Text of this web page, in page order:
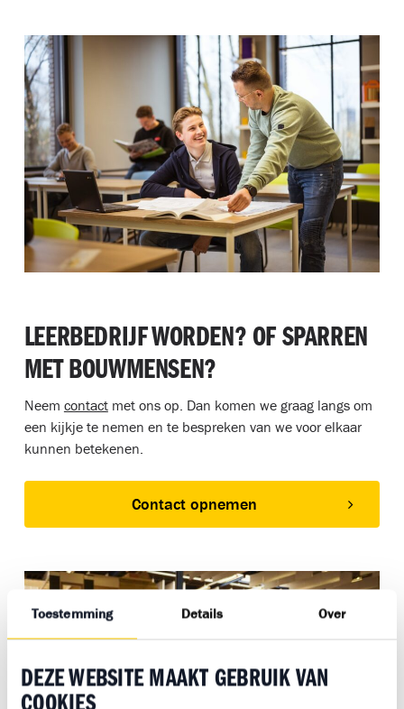
Toestemming Details Over
DEZE WEBSITE MAAKT GEBRUIK VAN
LEERBEDRIJF WORDEN? OF SPARREN
MET BOUWMENSEN?
Neem contactmet ons op. Dan komen we graag langs om
een kijkje te nemen en te bespreken van we voor elkaar
kunnen betekenen.
Contact opnemen